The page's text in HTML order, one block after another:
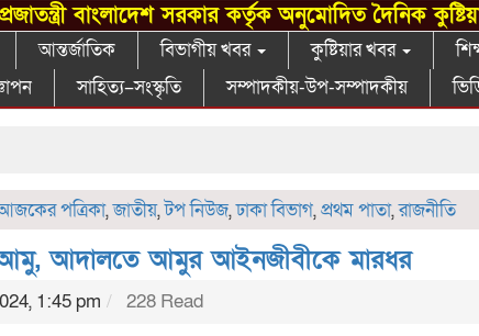
বাংলাদেশ সরকার কর্তৃক অনুমোদিত দৈনিক
আন্তর্জাতিক বিভাগীয় খবর কুষ্টিয়ার খবর
সাহিত্য–সংস্কৃতি সম্পাদকীয়-উপ-সম্পাদকীয়
পত্রিকা,জাতীয়,টপ নিউজ,ঢাকা বিভাগ,প্রথম পাতা,রাজনীতি
আমু, আদালতে আমুর আইনজীবীকে মারধর
1:45 pm 228 Read